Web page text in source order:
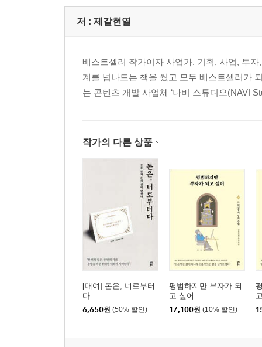
시나리오 작가는 언제나 자신이다
목표를 구체적으로 정하고 반드시 종이에 써라
어디에서 사고팔 것인가
나는 위기 때 돈을 번다: 반토막 시나리오
반토막 시나리오에 대한 당신의 대답
나는 위기가 아닐 때도 돈을 번다: 코스트에버리징
이제 당신이 내게 질문을 던질 차례
[내 아이에게 전하는 유언장] 모든 기준은 결국 나
마지막 당부 시나리오가 온전히 당신 것이 되기까지
에필로그 가르칠 순 없지만, 배울 수는 있는 것
저 : 제갈현열
베스트셀러 작가이자 사업가. 기획, 사업, 투
계를 넘나드는 책을 썼고 모두 베스트셀러가
는 콘텐츠 개발 사업체 ‘나비 스튜디오(NAVI
작가의 다른 상품
[대여] 돈은, 너로부터
다
6,650원 (50% 할인)
평범하지만 부자가 되
고 싶어
17,100원 (10% 할인)